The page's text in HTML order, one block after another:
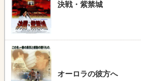
決戦・紫禁城
オーロラの彼方へ